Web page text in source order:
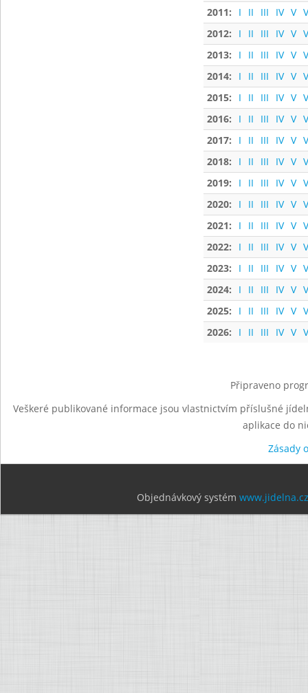
2011:
I II III IV V
2012:
I II III IV V
2013:
I II III IV V
2014:
I II III IV V
2015:
I II III IV V
2016:
I II III IV V
2017:
I II III IV V
2018:
I II III IV V
2019:
I II III IV V
2020:
I II III IV V
2021:
I II III IV V
2022:
I II III IV V
2023:
I II III IV V
2024:
I II III IV V
2025:
I II III IV V
2026:
I II III IV V
Připraveno
Veškeré publikované informace jsou vlastnictvím příslušné
aplikace do
Zásady
Objednávkový systém www.jidelna.cz